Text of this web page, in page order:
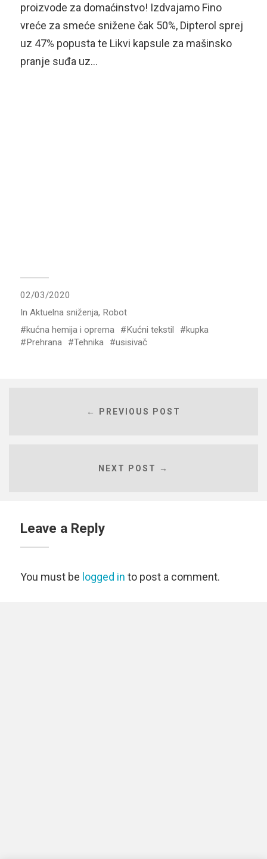
proizvode za domaćinstvo! Izdvajamo Fino
vreće za smeće snižene čak 50%, Dipterol sprej
uz 47% popusta te Likvi kapsule za mašinsko
pranje suđa uz…
02/03/2020
In Aktuelna sniženja, Robot
kućna hemija i oprema
Kućni tekstil
kupka
Prehrana
Tehnika usisivač
← PREVIOUS POST
NEXT POST →
Leave a Reply
You must be logged in to post a comment.